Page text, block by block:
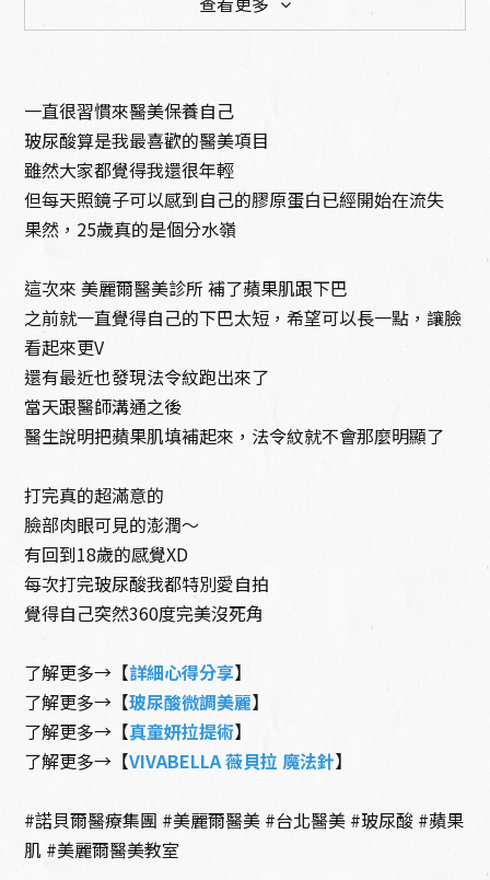
針劑注射
光電儀器
整形微整形
一直很習慣來醫美保養自己
玻尿酸算是我最喜歡的醫美項目
雖然大家都覺得我還很年輕
但每天照鏡子可以感到自己的膠原蛋白已經開始在流失
果然，25歲真的是個分水嶺
這次來 美麗爾醫美診所 補了蘋果肌跟下巴
之前就一直覺得自己的下巴太短，希望可以長一點，讓臉
看起來更V
還有最近也發現法令紋跑出來了
當天跟醫師溝通之後
醫生說明把蘋果肌填補起來，法令紋就不會那麼明顯了
打完真的超滿意的
臉部肉眼可見的澎潤～
有回到18歲的感覺XD
每次打完玻尿酸我都特別愛自拍
覺得自己突然360度完美沒死角
了解更多→【詳細心得分享】
了解更多→【玻尿酸微調美麗】
了解更多→【真童妍拉提術】
了解更多→【VIVABELLA 薇貝拉 魔法針】
#諾貝爾醫療集團 #美麗爾醫美 #台北醫美 #玻尿酸 #蘋果
肌 #美麗爾醫美教室